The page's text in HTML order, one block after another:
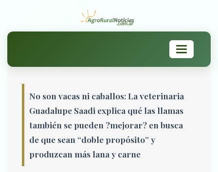
Toggle
navigation
No son vacas ni caballos: La veterinaria
Guadalupe Saadi explica qué las llamas
también se pueden ?mejorar? en busca
de que sean “doble propósito” y
produzcan más lana y carne